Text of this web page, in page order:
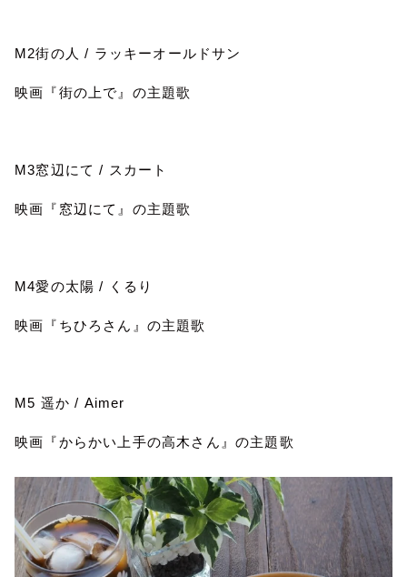
M2街の人/ ラッキーオールドサン
映画『街の上で』の主題歌
M3窓辺にて/ スカート
映画『窓辺にて』の主題歌
M4愛の太陽/ くるり
映画『ちひろさん』の主題歌
M5 遥か/ Aimer
映画『からかい上手の高木さん』の主題歌